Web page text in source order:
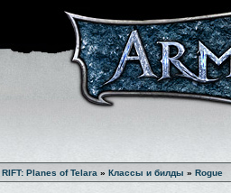
RIFT: Planes of Telara » Классы и билды » Rogue